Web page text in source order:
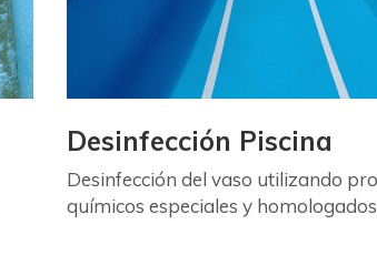
Desinfección Piscina
Desinfección del vaso utilizando
químicos especiales y homologados